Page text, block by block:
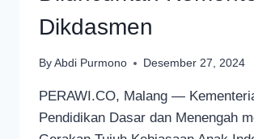
Dikdasmen
By Abdi Purmono Desember 27, 2024
PERAWI.CO, Malang —
Pendidikan Dasar dan Menengah